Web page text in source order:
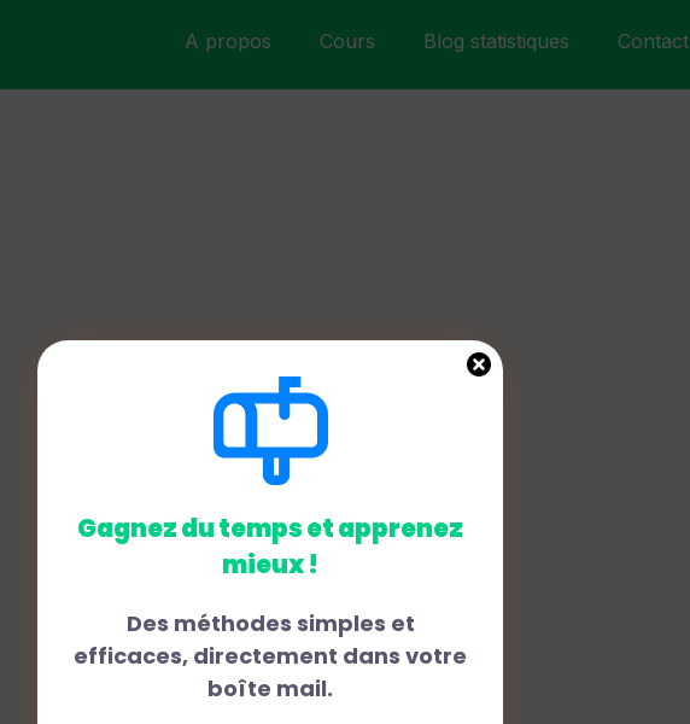
A propos Cours Blog statistiques Contact
Gagnez du temps et apprenez
mieux !
Des méthodes simples et
efficaces, directement dans votre
boîte mail.